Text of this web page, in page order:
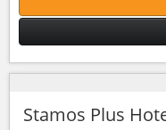
Stamos Plus